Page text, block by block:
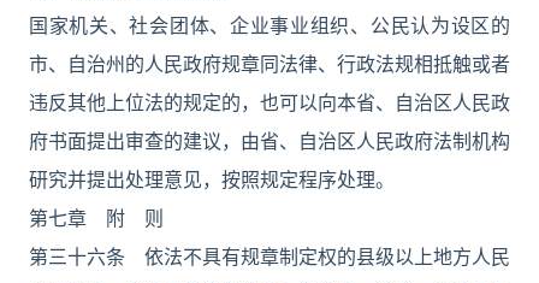
国家机关、社会团体、企业事业组织、公民认为设区的
市、自治州的人民政府规章同法律、行政法规相抵触或者
违反其他上位法的规定的，也可以向本省、自治区人民政
府书面提出审查的建议，由省、自治区人民政府法制机构
研究并提出处理意见，按照规定程序处理。
第七章 附 则
第三十六条 依法不具有规章制定权的县级以上地方人民